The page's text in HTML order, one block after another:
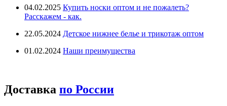
04.02.2025 Купить носки оптом и не пожалеть?
Расскажем - как.
22.05.2024 Детское нижнее белье и трикотаж оптом
01.02.2024 Наши преимущества
Доставка по России